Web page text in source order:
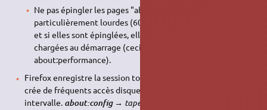
Ne pas épingler les pages "about:". Celles-ci sont
particulièrement lourdes (60 à 70Mo, 5 pages = 330Mo),
et si elles sont épinglées, elles sont dans tous les cas
chargées au démarrage (ceci d'après la page
about:performance).
Firefox enregistre la session toutes les 15 secondes, ce qui
crée de fréquents accès disque, vous pouvez augmenter cet
intervalle. about:config → taper